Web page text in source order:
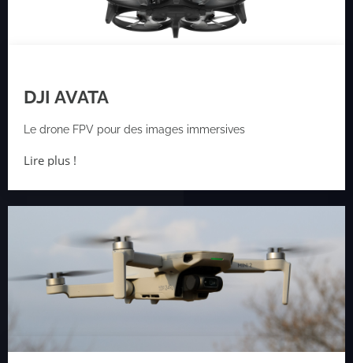
DJI AVATA
Le drone FPV pour des images immersives
Lire plus !